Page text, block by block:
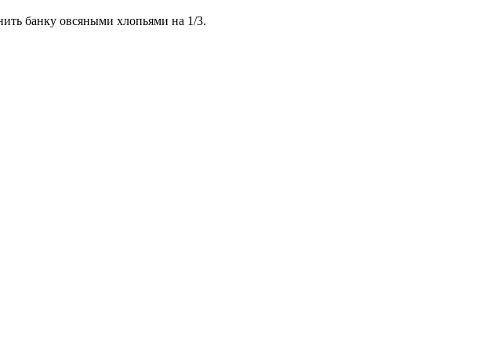
банку овсяными хлопьями на 1/3.